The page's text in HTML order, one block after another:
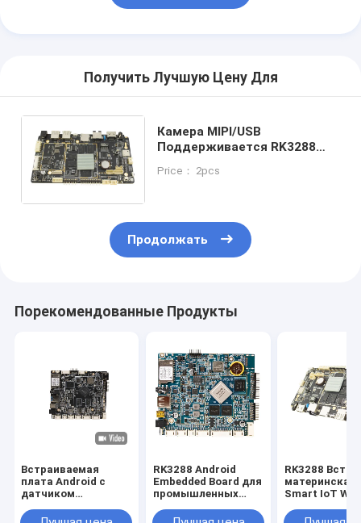
Получить Лучшую Цену Для
Камера MIPI/USB
Поддерживается RK3288
12V Опциональная 2GB/4GB
Price： 2pcs
Продолжать
Порекомендованные Продукты
Встраиваемая
плата Android с
датчиком
автоматическим
RK3288 Android
Embedded Board для
промышленных
образовательных
RK3288
материнская
Smart IoT
панель